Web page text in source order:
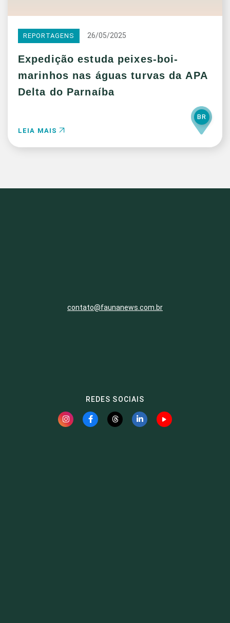
REPORTAGENS 26/05/2025
Expedição estuda peixes-boi-
marinhos nas águas turvas da APA
Delta do Parnaíba
LEIA MAIS
BR
contato@faunanews.com.br
REDES SOCIAIS